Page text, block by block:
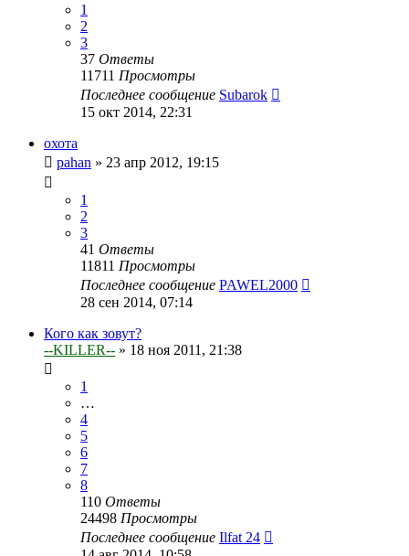
1
2
3
37 Ответы
11711 Просмотры
Последнее сообщение Subarok
15 окт 2014, 22:31
охота
pahan » 23 апр 2012, 19:15
1
2
3
41 Ответы
11811 Просмотры
Последнее сообщение PAWEL2000
28 сен 2014, 07:14
Кого как зовут?
--KILLER-- » 18 ноя 2011, 21:38
1
…
4
5
6
7
8
110 Ответы
24498 Просмотры
Последнее сообщение Ilfat 24